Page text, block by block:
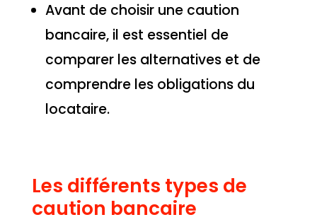
Avant de choisir une caution
bancaire, il est essentiel de
comparer les alternatives et de
comprendre les obligations du
locataire.
Les différents types de
caution bancaire